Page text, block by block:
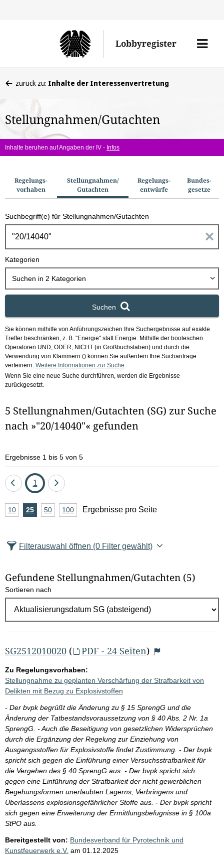
den
Lobbyregister
Menü
befinden
hier:
zurück zu: Inhalte der Interessenvertretung
Stellungnahmen/Gutachten
Inhalte beruhen auf Angaben der IV - Infos
u
c
h
o
Regelungs­
vorhaben
Stellungnahmen/​
Gutachten
Regelungs­
entwürfe
Bundes­
gesetze
Suchbegriff(e) für Stellungnahmen/Gutachten
n
g
a
m
h
Kategorien
Suchen in 2 Kategorien
Suchen
Sie können mithilfe von Anführungszeichen Ihre Suchergebnisse auf exakte
Treffer beschränken, z. B. "Energie" statt Energie. Mithilfe der booleschen
Operatoren UND, ODER, NICHT (in Großbuchstaben) und durch die
Verwendung von Klammern () können Sie außerdem Ihre Suchanfrage
verfeinern. Weitere Informationen zur Suche
Wenn Sie eine neue Suche durchführen, werden die Ergebnisse
zurückgesetzt.
5 Stellungnahmen/Gutachten (SG) zur Suche
nach »"20/14040"« gefunden
Ergebnisse 1 bis 5 von 5
Eine
zurück
Seite
1
Eine
vor
A
z
l
E
g
e
b
n
i
s
s
e
p
r
o
S
e
i
t
10Ergebnisse
25Ergebnisse
50Ergebnisse
100Ergebnisse
Ergebnisse pro Seite
Filterauswahl öffnen (0 Filter gewählt)
Gefundene Stellungnahmen/⁠Gutachten (5)
Sortieren nach
SG2512010020 ( PDF - 24 Seiten)
Zu Regelungsvorhaben:
Stellungnahme zu geplanten Verschärfung der Strafbarkeit von
Delikten mit Bezug zu Explosivstoffen
- Der bvpk begrüßt die Änderung zu § 15 SprengG und die
Änderung der Tatbestandsvoraussetzung von § 40 Abs. 2 Nr. 1a
SprengG. - Auch die Beseitigung von gesetzlichen Widersprüchen
durch die Ergänzung der Regelung zur Einziehung von
Ausgangsstoffen für Explosivstoffe findet Zustimmung. - Der bvpk
spricht sich gegen die Einführung einer Versuchsstrafbarkeit für
die Vergehen des § 40 SprengG aus. - Der bvpk spricht sich
gegen eine Einführung der Strafbarkeit der nicht gewerblichen
Begehungsformen unerlaubten Lagerns, Verbringens und
Überlassens explosionsgefährlicher Stoffe aus. - Der bvpk spricht
sich gegen eine Erweiterung der Ermittlungsbefugnisse in § 100a
StPO aus.
Bereitgestellt von: Bundesverband für Pyrotechnik und
Kunstfeuerwerk e.V. am 01.12.2025